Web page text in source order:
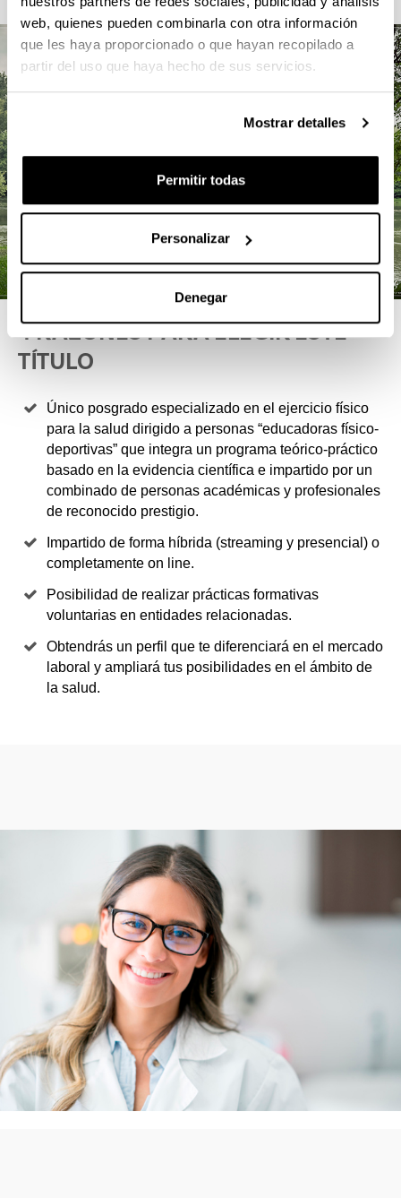
web, quienes pueden combinarla con otra información
que les haya proporcionado o que hayan recopilado a
partir del uso que haya hecho de sus servicios.
Mostrar detalles
Permitir todas
Personalizar
Denegar
4 RAZONES PARA ELEGIR ESTE
TÍTULO
Único posgrado especializado en el ejercicio físico
para la salud dirigido a personas “educadoras físico-
deportivas” que integra un programa teórico-práctico
basado en la evidencia científica e impartido por un
combinado de personas académicas y profesionales
de reconocido prestigio.
Impartido de forma híbrida (streaming y presencial) o
completamente on line.
Posibilidad de realizar prácticas formativas
voluntarias en entidades relacionadas.
Obtendrás un perfil que te diferenciará en el mercado
laboral y ampliará tus posibilidades en el ámbito de
la salud.